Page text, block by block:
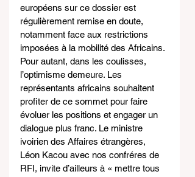
européens sur ce dossier est
régulièrement remise en doute,
notamment face aux restrictions
imposées à la mobilité des Africains.
Pour autant, dans les coulisses,
l’optimisme demeure. Les
représentants africains souhaitent
profiter de ce sommet pour faire
évoluer les positions et engager un
dialogue plus franc. Le ministre
ivoirien des Affaires étrangères,
Léon Kacou avec nos confréres de
RFI, invite d’ailleurs à « mettre tous